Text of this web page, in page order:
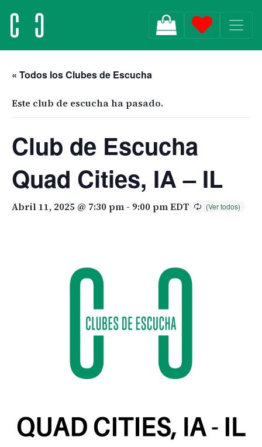
MAIN NAVIGATION
« Todos los Clubes de Escucha
Este club de escucha ha pasado.
Club de Escucha
Quad Cities, IA – IL
Abril 11, 2025 @ 7:30 pm - 9:00 pmEDT